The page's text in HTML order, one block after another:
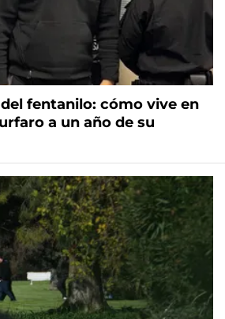
fentanilo: cómo vive en
a un año de su